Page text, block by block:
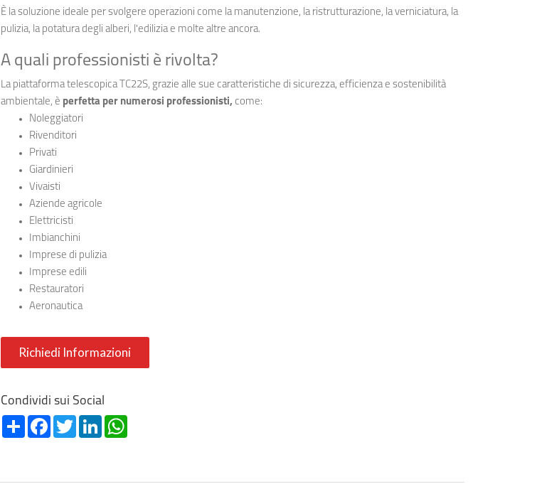
È la soluzione ideale per svolgere operazioni come la manutenzione, la ristrutturazione, la verniciatura, la
pulizia, la potatura degli alberi, l'edilizia e molte altre ancora.
A quali professionisti è rivolta?
La piattaforma telescopica TC22S, grazie alle sue caratteristiche di sicurezza, efficienza e sostenibilità
ambientale, è perfetta per numerosi professionisti, come:
Noleggiatori
Rivenditori
Privati
Giardinieri
Vivaisti
Aziende agricole
Elettricisti
Imbianchini
Imprese di pulizia
Imprese edili
Restauratori
Aeronautica
Richiedi Informazioni
Condividi sui Social
ShareFacebookTwitterLinkedInWhatsApp